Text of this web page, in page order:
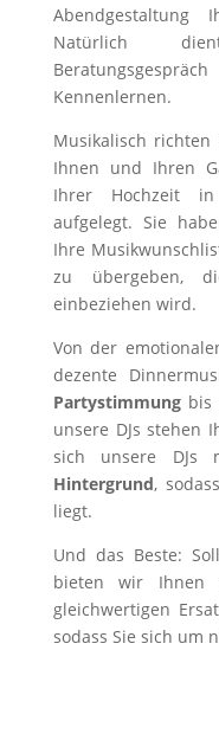
Abendgestaltung
Natürlich
Kennenlernen.
Musikalisch richten
Ihnen und Ihren
Ihrer Hochzeit
aufgelegt. Sie
Ihre
zu übergeben,
einbeziehen wird.
Von der
dezente
Partystimmungbis
unsere DJs stehen
sich unsere DJs
Hintergrund,
liegt.
Und das Beste:
bieten wir Ihnen
gleichwertigen
sodass Sie sich um